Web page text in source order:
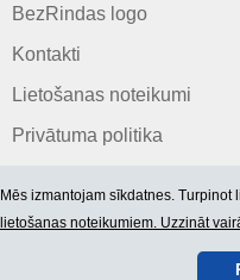
BezRindas logo
Kontakti
Lietošanas noteikumi
Privātuma politika
Mēs izmantojam sīkdatnes.
lietošanas noteikumiem. Uzzināt